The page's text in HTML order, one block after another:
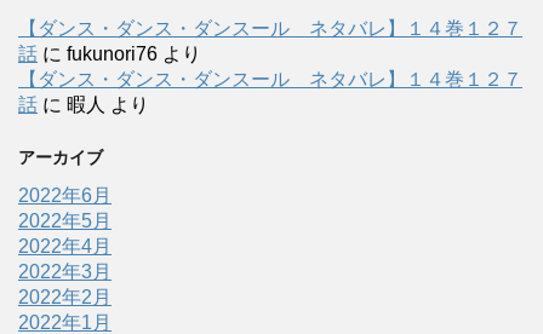
【ダンス・ダンス・ダンスール ネタバレ】１４巻１２７
話 に fukunori76 より
【ダンス・ダンス・ダンスール ネタバレ】１４巻１２７
話 に 暇人 より
アーカイブ
2022年6月
2022年5月
2022年4月
2022年3月
2022年2月
2022年1月